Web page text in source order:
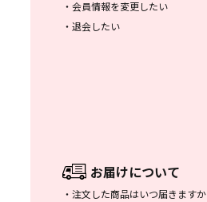
・ 会員情報を変更したい
・ 退会したい
お届けについて
・ 注文した商品はいつ届きますか